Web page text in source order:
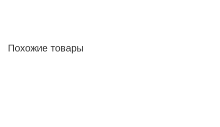
Похожие товары